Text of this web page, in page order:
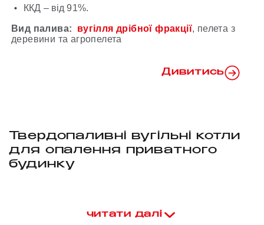
ККД – від 91%.
Вид палива: вугілля дрібної фракції, пелета з
деревини та агропелета
Дивитись
Твердопаливні вугільні котли
для опалення приватного
будинку
вугіллі замість електроенергії. Такий котел є ефективним та
читати далі